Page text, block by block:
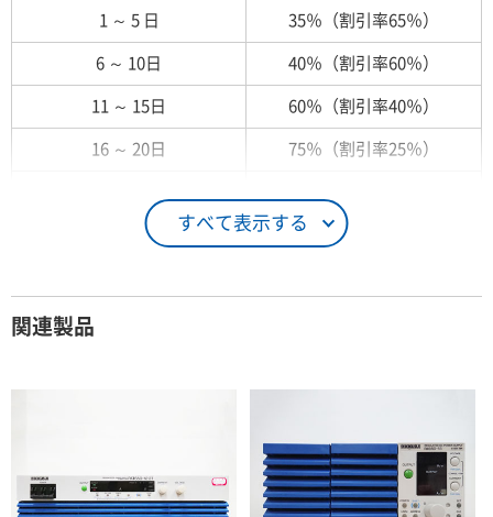
すべて表示する
1 ～ 5 日 35％（割引率65％）
6 ～ 10日 40％（割引率60％）
11 ～ 15日 60％（割引率40％）
16 ～ 20日 75％（割引率25％）
26日 ～ 1ヶ月 100％（割引率 0％）
90％（割引率10％）
3ヶ月 80％（割引率20％）
関連製品